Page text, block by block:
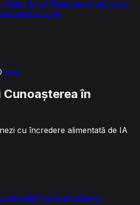
farul. Descoperă apărarea
pieței.
Next
în
cu încredere alimentată de IA
Știri CryptoGlosar